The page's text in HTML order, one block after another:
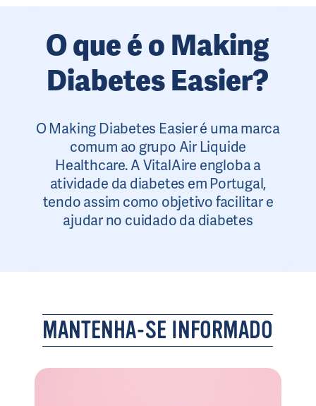
O que é o Making
Diabetes Easier?
O Making Diabetes Easier é uma marca
comum ao grupo Air Liquide
Healthcare. A VitalAire engloba a
atividade da diabetes em Portugal,
tendo assim como objetivo facilitar e
ajudar no cuidado da diabetes
MANTENHA-SE INFORMADO